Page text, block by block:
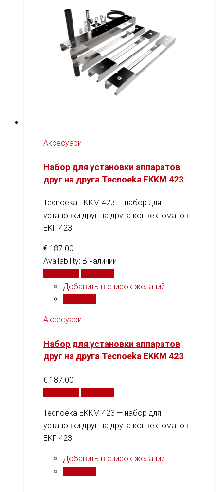
Аксесуари
Набор для установки аппаратов
друг на друга Tecnoeka EKKM 423
Tecnoeka EKKM 423 — набор для
установки друг на друга конвектоматов
EKF 423.
€ 187.00
Availability: В наличии
Добавить в список желаний
Аксесуари
Набор для установки аппаратов
друг на друга Tecnoeka EKKM 423
€ 187.00
Tecnoeka EKKM 423 — набор для
установки друг на друга конвектоматов
EKF 423.
Добавить в список желаний